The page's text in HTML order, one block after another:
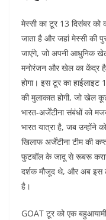
मेस्सी का टूर 13 दिसंबर को
जाता है और जहां मेस्सी की
जाएंगे, जो अपनी आधुनिक
मनोरंजन और खेल का केंद्र
होगा। इस टूर का हाईलाइट
की मुलाकात होगी, जो खेल
भारत-अर्जेंटीना संबंधों को
भारत यात्रा है, जब
खिलाफ अर्जेंटीना टीम की
फुटबॉल के जादू से रूबरू
दर्शक मौजूद थे, और अब इस
है।
GOAT टूर को एक